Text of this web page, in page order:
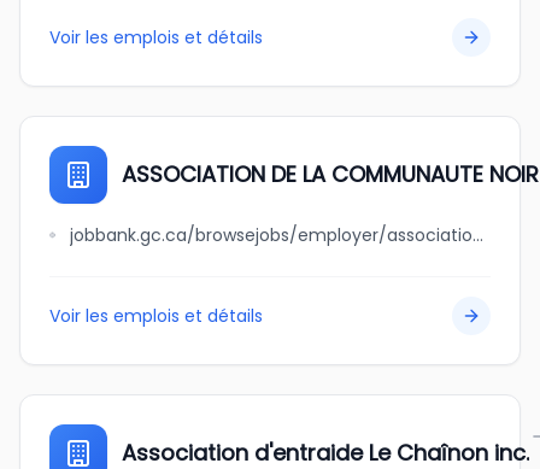
Voir les emplois et détails
ASSOCIATION DE LA COMMUNAUTE
jobbank.gc.ca/browsejobs/employer/association+de+la+communaute+noire+de+cote+des+neiges+%2F+cote+des+neiges+black+community+association+inc./ca
Voir les emplois et détails
Association d'entraide Le Chaînon inc.